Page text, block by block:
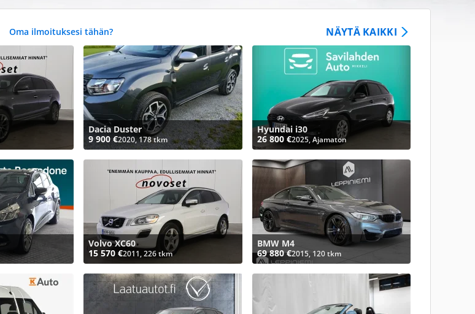
Oma ilmoituksesi tähän? NÄYTÄ KAIKKI
Dacia Duster
9 900 €2020, 178 tkm
Hyundai i30
26 800 €2025, Ajamaton
Volvo XC60
15 570 €2011, 226 tkm
BMW M4
69 880 €2015, 120 tkm